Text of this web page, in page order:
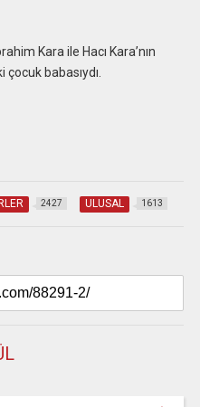
Kara ile Hacı Kara’nın
babasıydı.
2427 ULUSAL 1613